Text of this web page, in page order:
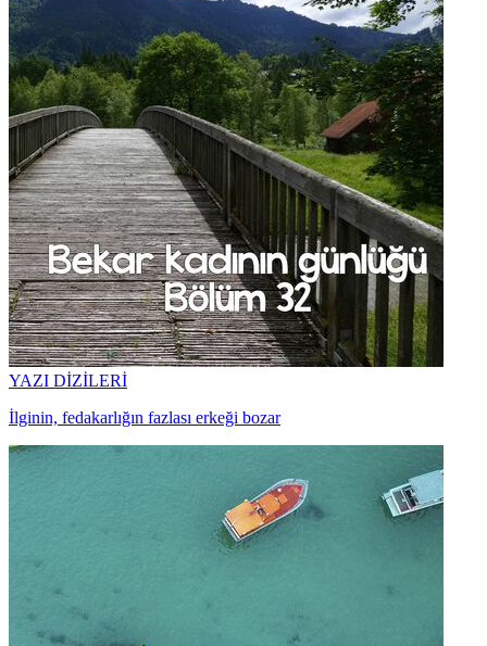
YAZI DİZİLERİ
İlginin, fedakarlığın fazlası erkeği bozar